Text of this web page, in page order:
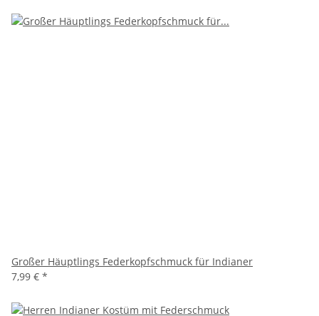
Großer Häuptlings Federkopfschmuck für Indianer
7,99 € *